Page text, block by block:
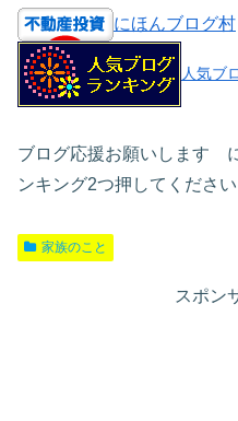
にほんブログ村
人気ブ
ブログ応援お願いします
ンキング2つ押してください
家族のこと
スポン